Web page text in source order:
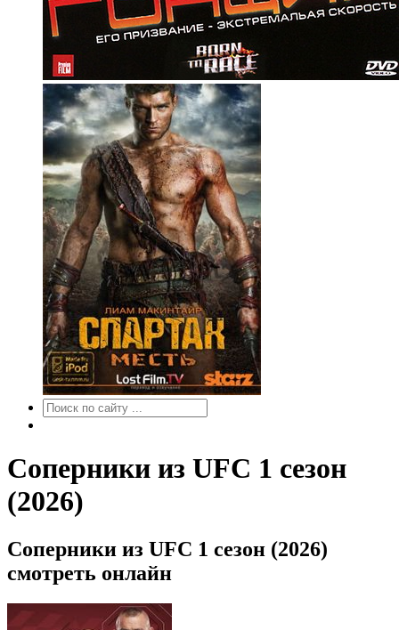
Соперники из UFC 1 сезон
(2026)
Соперники из UFC 1 сезон (2026)
смотреть онлайн